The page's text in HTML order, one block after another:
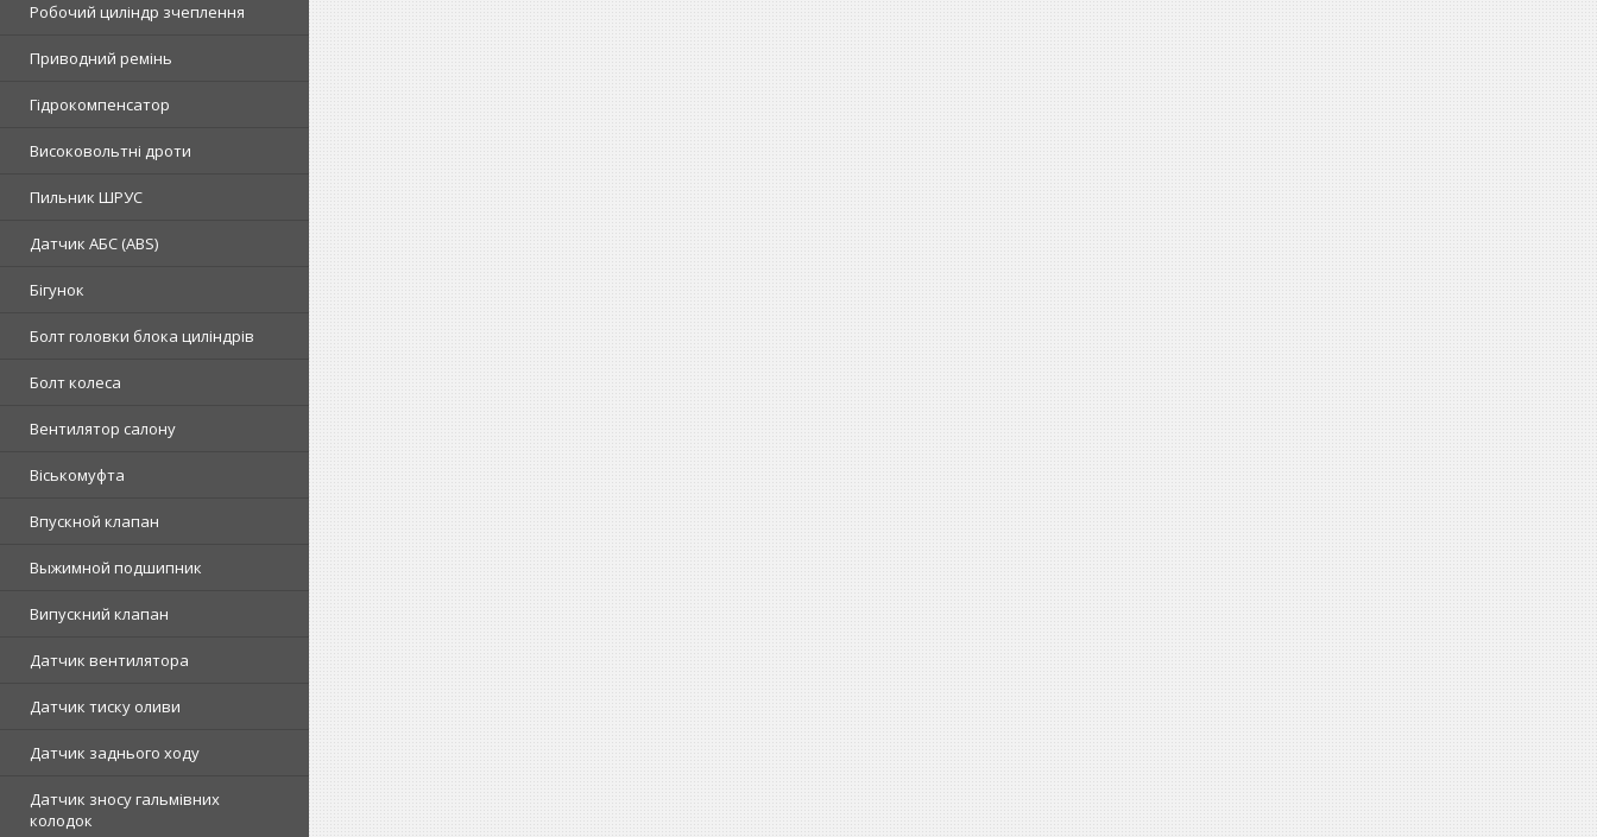
Робочий циліндр зчеплення
Приводний ремінь
Гідрокомпенсатор
Високовольтні дроти
Пильник ШРУС
Датчик АБС (ABS)
Бігунок
Болт головки блока циліндрів
Болт колеса
Вентилятор салону
Віськомуфта
Впускной клапан
Выжимной подшипник
Випускний клапан
Датчик вентилятора
Датчик тиску оливи
Датчик заднього ходу
Датчик зносу гальмівних
колодок